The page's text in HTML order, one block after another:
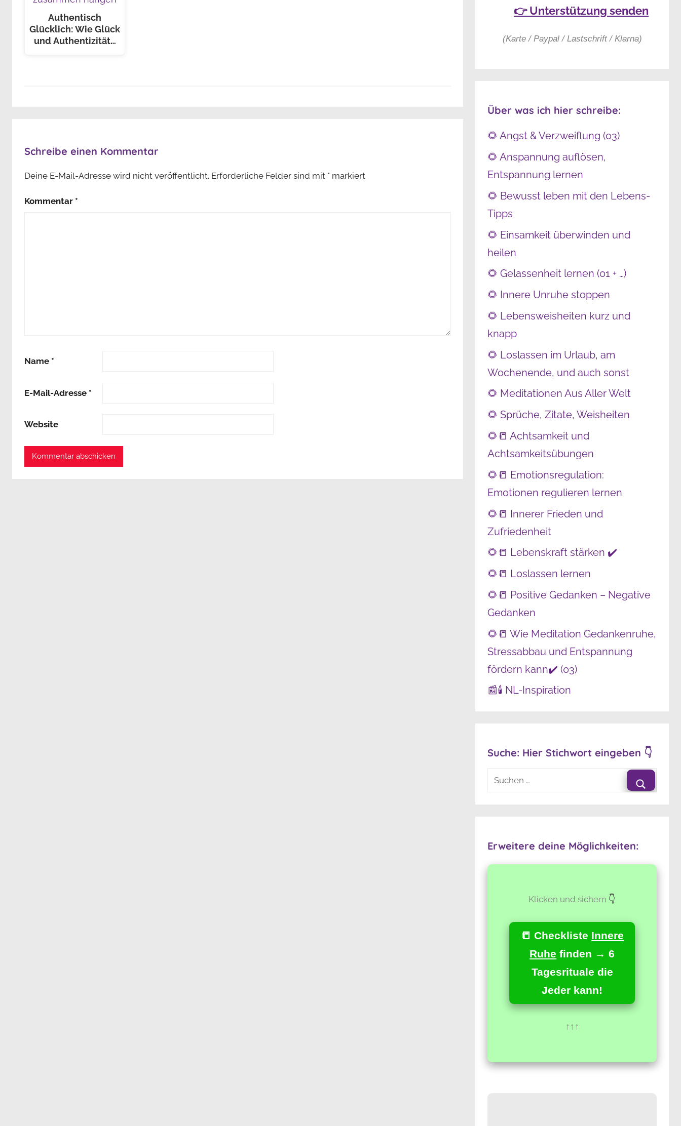
Authentisch
Glücklich: Wie Glück
und Authentizität…
Schreibe einen Kommentar
Deine E-Mail-Adresse wird nicht veröffentlicht. Erforderliche Felder sind mit * markiert
Kommentar *
Name *
E-Mail-Adresse *
Website
👉 Unterstützung senden
(Karte / Paypal / Lastschrift / Klarna)
Über was ich hier schreibe:
🌻 Angst & Verzweiflung (03)
🌻 Anspannung auflösen,
Entspannung lernen
🌻 Bewusst leben mit den Lebens-
Tipps
🌻 Einsamkeit überwinden und
heilen
🌻 Gelassenheit lernen (01 + …)
🌻 Innere Unruhe stoppen
🌻 Lebensweisheiten kurz und
knapp
🌻 Loslassen im Urlaub, am
Wochenende, und auch sonst
🌻 Meditationen Aus Aller Welt
🌻 Sprüche, Zitate, Weisheiten
🌻📒 Achtsamkeit und
Achtsamkeitsübungen
🌻📒 Emotionsregulation:
Emotionen regulieren lernen
🌻📒 Innerer Frieden und
Zufriedenheit
🌻📒 Lebenskraft stärken ✔️
🌻📒 Loslassen lernen
🌻📒 Positive Gedanken – Negative
Gedanken
🌻📒 Wie Meditation Gedankenruhe,
Stressabbau und Entspannung
fördern kann✔️ (03)
📰🕯️ NL-Inspiration
Suche: Hier Stichwort eingeben 👇
Suchen
Erweitere deine Möglichkeiten:
Klicken und sichern 👇
📒 Checkliste Innere
Ruhe finden → 6
Tagesrituale die
Jeder kann!
↑↑↑